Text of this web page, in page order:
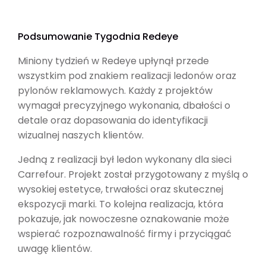
Podsumowanie Tygodnia Redeye
Miniony tydzień w Redeye upłynął przede
wszystkim pod znakiem realizacji ledonów oraz
pylonów reklamowych. Każdy z projektów
wymagał precyzyjnego wykonania, dbałości o
detale oraz dopasowania do identyfikacji
wizualnej naszych klientów.
Jedną z realizacji był ledon wykonany dla sieci
Carrefour. Projekt został przygotowany z myślą o
wysokiej estetyce, trwałości oraz skutecznej
ekspozycji marki. To kolejna realizacja, która
pokazuje, jak nowoczesne oznakowanie może
wspierać rozpoznawalność firmy i przyciągać
uwagę klientów.